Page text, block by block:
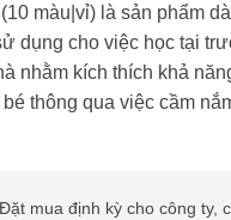
màu|vỉ) là sản phẩm
dụng cho việc học tại
nhằm kích thích khả
thông qua việc cầm
mua định kỳ cho công ty,